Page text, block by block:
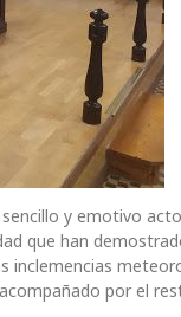
y emotivo
que han
por el